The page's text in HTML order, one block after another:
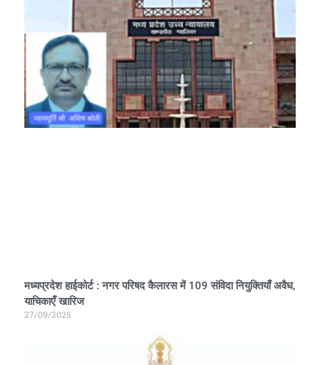
मध्यप्रदेश हाईकोर्ट : नगर परिषद कैलारस में 109 संविदा नियुक्तियाँ अवैध,
याचिकाएँ खारिज
27/09/2025